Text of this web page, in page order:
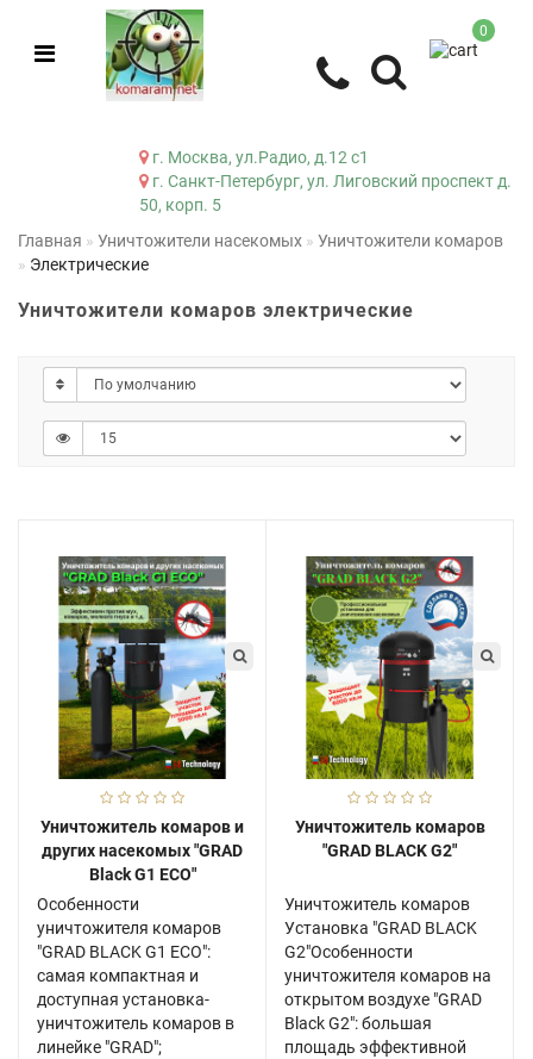
0
г. Москва, ул.Радио, д.12 с1
г. Санкт-Петербург, ул. Лиговский проспект д.
50, корп. 5
Главная
Уничтожители насекомых
Уничтожители комаров
Электрические
Уничтожители комаров электрические
Уничтожитель комаров и
других насекомых "GRAD
Black G1 ECO"
Особенности
уничтожителя комаров
"GRAD BLACK G1 ECO":
самая компактная и
доступная установка-
уничтожитель комаров в
линейке "GRAD";
Уничтожитель комаров
"GRAD BLACK G2"
Уничтожитель комаров
Установка "GRAD BLACK
G2"Особенности
уничтожителя комаров на
открытом воздухе "GRAD
Black G2": большая
площадь эффективной